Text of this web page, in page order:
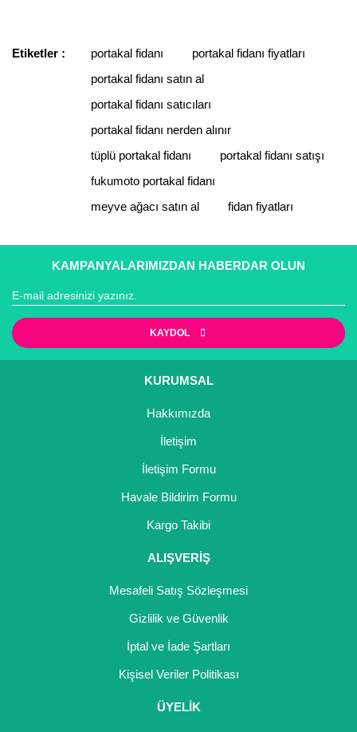
Yorum Yaz
Ürün resmi kalitesiz, bozuk veya görüntülenemiyor.
Ürün açıklamasında eksik bilgiler bulunuyor.
Ürün bilgilerinde hatalar bulunuyor.
Etiketler : portakal fidanı
portakal fidanı fiyatları
portakal fidanı satın al
portakal fidanı satıcıları
portakal fidanı nerden alınır
tüplü portakal fidanı
portakal fidanı satışı
fukumoto portakal fidanı
meyve ağacı satın al
fidan fiyatları
KAMPANYALARIMIZDAN HABERDAR OLUN
KAYDOL
KURUMSAL
Hakkımızda
İletişim
İletişim Formu
Havale Bildirim Formu
Kargo Takibi
ALIŞVERİŞ
Mesafeli Satış Sözleşmesi
Gizlilik ve Güvenlik
İptal ve İade Şartları
Kişisel Veriler Politikası
ÜYELİK